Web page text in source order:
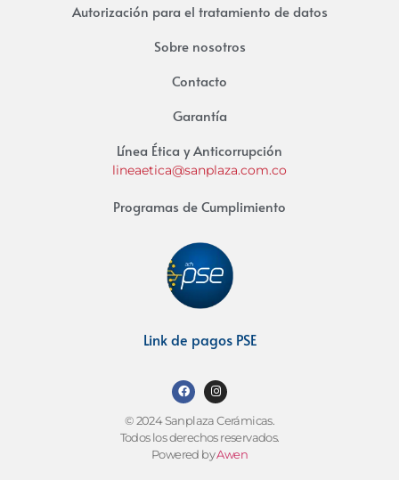
Autorización para el tratamiento de datos
Sobre nosotros
Contacto
Garantía
Línea Ética y Anticorrupción
lineaetica@sanplaza.com.co
Programas de Cumplimiento
Link de pagos PSE
© 2024 Sanplaza Cerámicas.
Todos los derechos reservados.
Powered byAwen